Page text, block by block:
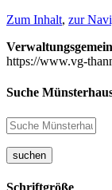
Zum Inhalt, zur
https://www.vg-
Suche
suchen
Schriftgröße